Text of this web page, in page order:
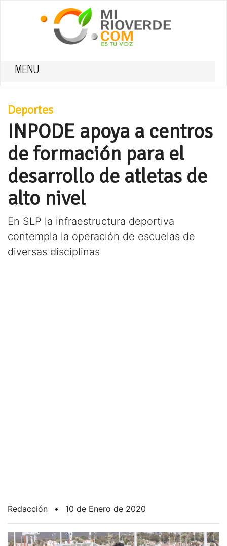
MENU
Deportes
INPODE apoya a centros
de formación para el
desarrollo de atletas de
alto nivel
En SLP la infraestructura deportiva
contempla la operación de escuelas de
diversas disciplinas
Redacción • 10 de Enero de 2020